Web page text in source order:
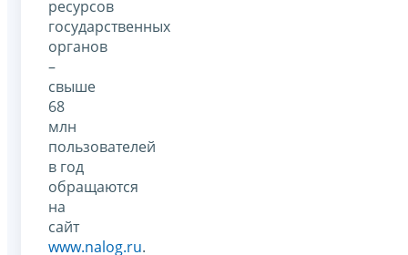
ресурсов
государственных
органов
–
свыше
68
млн
пользователей
в год
обращаются
на
сайт
www.nalog.ru.